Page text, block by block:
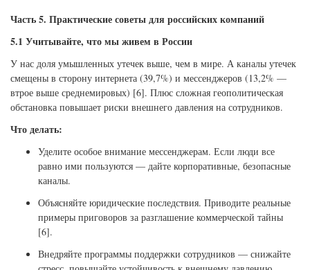
Часть 5. Практические советы для российских компаний
5.1 Учитывайте, что мы живем в России
У нас доля умышленных утечек выше, чем в мире. А каналы утечек
смещены в сторону интернета (39,7%) и мессенджеров (13,2% —
втрое выше среднемировых) [6]. Плюс сложная геополитическая
обстановка повышает риски внешнего давления на сотрудников.
Что делать:
Уделите особое внимание мессенджерам. Если люди все
равно ими пользуются — дайте корпоративные, безопасные
каналы.
Объясняйте юридические последствия. Приводите реальные
примеры приговоров за разглашение коммерческой тайны
[6].
Внедряйте программы поддержки сотрудников — снижайте